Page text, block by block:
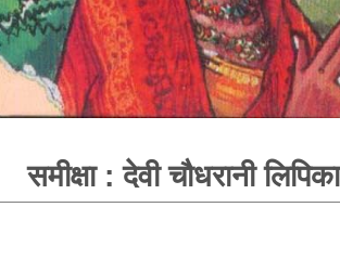
समीक्षा : देवी चौधरानी लिपिका